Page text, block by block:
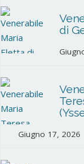
di
Giugno 17, 2026